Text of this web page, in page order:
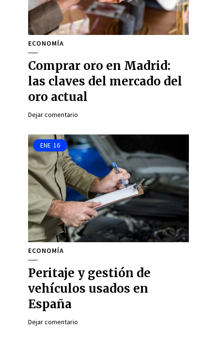
ECONOMÍA
Comprar oro en Madrid:
las claves del mercado del
oro actual
Dejar comentario
ENE 16
ECONOMÍA
Peritaje y gestión de
vehículos usados en
España
Dejar comentario